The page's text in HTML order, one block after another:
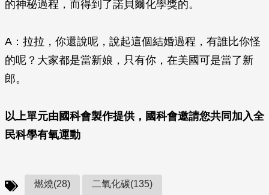
的神秘過程，而得到了諾貝爾化學獎的。
A：拉拉，你還說呢，說起這個結婚過程，有誰比你怪
的呢？大家都是當新娘，只有你，在美國可是當了新
郎。
以上單元由國科會製作提供，國科會邀請您共同加入全
民科學有氧運動
燃燒(28) 二氧化碳(135)